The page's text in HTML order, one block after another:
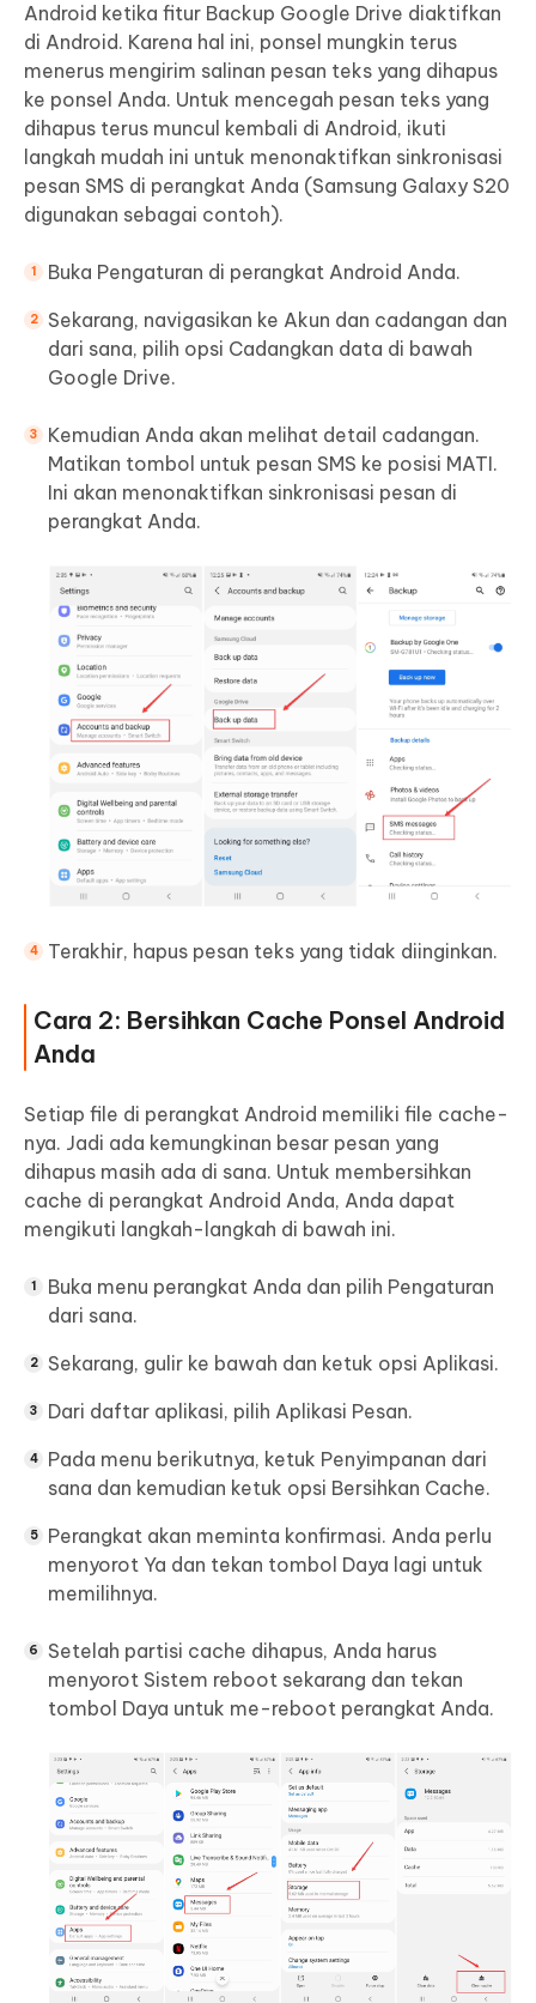
Android ketika fitur Backup Google Drive diaktifkan
di Android. Karena hal ini, ponsel mungkin terus
menerus mengirim salinan pesan teks yang dihapus
ke ponsel Anda. Untuk mencegah pesan teks yang
dihapus terus muncul kembali di Android, ikuti
langkah mudah ini untuk menonaktifkan sinkronisasi
pesan SMS di perangkat Anda (Samsung Galaxy S20
digunakan sebagai contoh).
Buka Pengaturan di perangkat Android Anda.
Sekarang, navigasikan ke Akun dan cadangan dan
dari sana, pilih opsi Cadangkan data di bawah
Google Drive.
Kemudian Anda akan melihat detail cadangan.
Matikan tombol untuk pesan SMS ke posisi MATI.
Ini akan menonaktifkan sinkronisasi pesan di
perangkat Anda.
Terakhir, hapus pesan teks yang tidak diinginkan.
Cara 2: Bersihkan Cache Ponsel Android
Anda
Setiap file di perangkat Android memiliki file cache-
nya. Jadi ada kemungkinan besar pesan yang
dihapus masih ada di sana. Untuk membersihkan
cache di perangkat Android Anda, Anda dapat
mengikuti langkah-langkah di bawah ini.
Buka menu perangkat Anda dan pilih Pengaturan
dari sana.
Sekarang, gulir ke bawah dan ketuk opsi Aplikasi.
Dari daftar aplikasi, pilih Aplikasi Pesan.
Pada menu berikutnya, ketuk Penyimpanan dari
sana dan kemudian ketuk opsi Bersihkan Cache.
Perangkat akan meminta konfirmasi. Anda perlu
menyorot Ya dan tekan tombol Daya lagi untuk
memilihnya.
Setelah partisi cache dihapus, Anda harus
menyorot Sistem reboot sekarang dan tekan
tombol Daya untuk me-reboot perangkat Anda.